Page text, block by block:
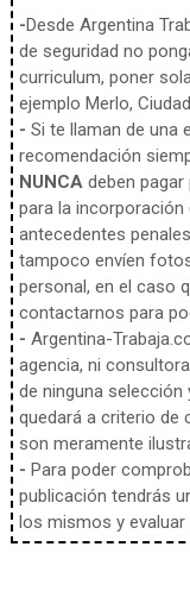
-Desde Argentina
de seguridad no
curriculum, poner
ejemplo Merlo,
- Si te llaman de una
recomendación
NUNCAdeben pagar
para la incorporación
antecedentes
tampoco envíen
personal, en el caso
contactarnos para
- Argentina-
agencia, ni
de ninguna
quedará a criterio de
son meramente
- Para poder
publicación tendrás
los mismos y